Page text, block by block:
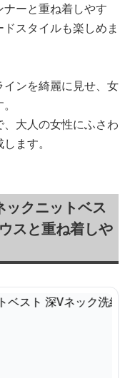
ーと重ね着しやす
スタイルも楽しめま
ンを綺麗に見せ、女
大人の女性にふさわ
ます。
クニットベス
スと重ね着しや